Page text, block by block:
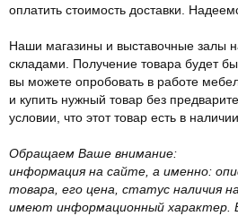
оплатить стоимость доставки.
Наши магазины и выставочные залы
складами. Получение товара будет
вы можете опробовать в работе
и купить нужный товар без
условии, что этот товар есть в наличии.
Обращаем Ваше внимание:
информация на сайте, а именно:
товара, его цена, статус наличия
имеют информационный характер.